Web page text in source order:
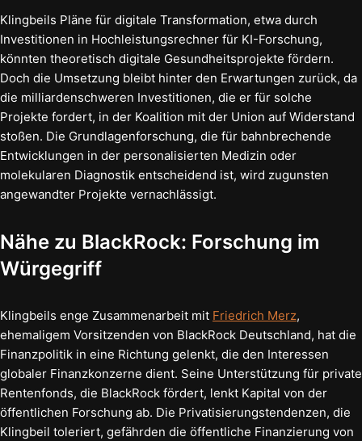
Klingbeils Pläne für digitale Transformation, etwa durch
Investitionen in Hochleistungsrechner für KI-Forschung,
könnten theoretisch digitale Gesundheitsprojekte fördern.
Doch die Umsetzung bleibt hinter den Erwartungen zurück, da
die milliardenschweren Investitionen, die er für solche
Projekte fordert, in der Koalition mit der Union auf Widerstand
stoßen. Die Grundlagenforschung, die für bahnbrechende
Entwicklungen in der personalisierten Medizin oder
molekularen Diagnostik entscheidend ist, wird zugunsten
angewandter Projekte vernachlässigt.
Nähe zu BlackRock: Forschung im
Würgegriff
Klingbeils enge Zusammenarbeit mit Friedrich Merz,
ehemaligem Vorsitzenden von BlackRock Deutschland, hat die
Finanzpolitik in eine Richtung gelenkt, die den Interessen
globaler Finanzkonzerne dient. Seine Unterstützung für private
Rentenfonds, die BlackRock fördert, lenkt Kapital von der
öffentlichen Forschung ab. Die Privatisierungstendenzen, die
Klingbeil toleriert, gefährden die öffentliche Finanzierung von